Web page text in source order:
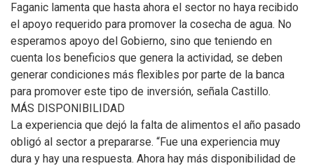
Faganic lamenta que hasta ahora el sector no haya recibido
el apoyo requerido para promover la cosecha de agua. No
esperamos apoyo del Gobierno, sino que teniendo en
cuenta los beneficios que genera la actividad, se deben
generar condiciones más flexibles por parte de la banca
para promover este tipo de inversión, señala Castillo.
MÁS DISPONIBILIDAD
La experiencia que dejó la falta de alimentos el año pasado
obligó al sector a prepararse. “Fue una experiencia muy
dura y hay una respuesta. Ahora hay más disponibilidad de